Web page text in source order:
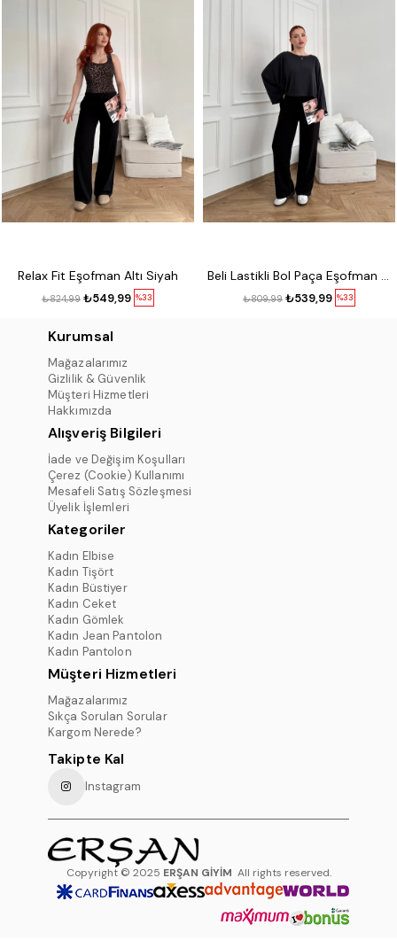
Relax Fit Eşofman Altı Siyah
%33
₺549,99
₺824,99
Beli Lastikli Bol Paça Eşofman Siyah
%33
₺539,99
₺809,99
Kurumsal
Mağazalarımız
Gizlilik & Güvenlik
Müşteri Hizmetleri
Hakkımızda
Alışveriş Bilgileri
İade ve Değişim Koşulları
Çerez (Cookie) Kullanımı
Mesafeli Satış Sözleşmesi
Üyelik İşlemleri
Kategoriler
Kadın Elbise
Kadın Tişört
Kadın Büstiyer
Kadın Ceket
Kadın Gömlek
Kadın Jean Pantolon
Kadın Pantolon
Müşteri Hizmetleri
Mağazalarımız
Sıkça Sorulan Sorular
Kargom Nerede?
Takipte Kal
Instagram
Copyright © 2025 ERŞAN GİYİM All rights reserved.